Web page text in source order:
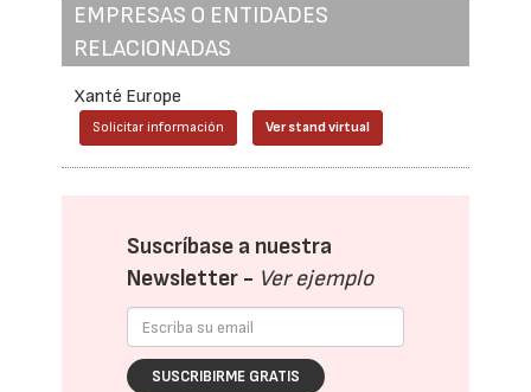
EMPRESAS O ENTIDADES
RELACIONADAS
Xanté Europe
Solicitar información Ver stand virtual
Suscríbase a nuestra
Newsletter - Ver ejemplo
SUSCRIBIRME GRATIS